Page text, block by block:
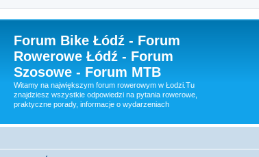
Forum Bike Łódź - Forum
Rowerowe Łódź - Forum
Szosowe - Forum MTB
Witamy na największym forum rowerowym w Łodzi.Tu
znajdziesz wszystkie odpowiedzi na pytania rowerowe,
praktyczne porady, informacje o wydarzeniach